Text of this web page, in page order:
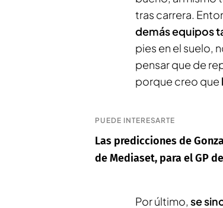
tras carrera.
demás equipos
pies en el suelo,
pensar que de
porque creo que
PUEDE INTERESARTE
Las predicciones de
de Mediaset, para el GP
Por último, se